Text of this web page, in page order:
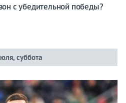
с убедительной победы?
суббота